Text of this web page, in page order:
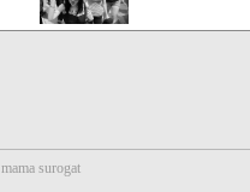
mama surogat